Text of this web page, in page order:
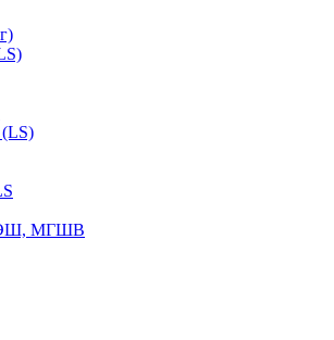
МГШВ